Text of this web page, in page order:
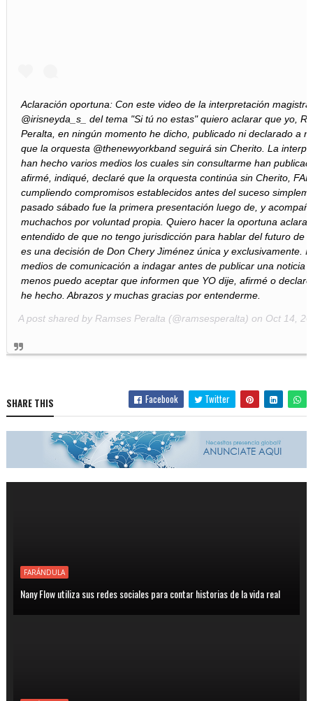
Aclaración oportuna: Con este video de la interpretación
@irisneyda_s_ del tema "Si tú no estas" quiero aclarar que yo,
Peralta, en ningún momento he dicho, publicado ni declarado a
que la orquesta @thenewyorkband seguirá sin Cherito. La
han hecho varios medios los cuales sin consultarme han
afirmé, indiqué, declaré que la orquesta continúa sin Cherito,
cumpliendo compromisos establecidos antes del suceso
pasado sábado fue la primera presentación luego de, y
muchachos por voluntad propia. Quiero hacer la oportuna
entendido de que no tengo jurisdicción para hablar del futuro de
es una decisión de Don Chery Jiménez única y exclusivamente.
medios de comunicación a indagar antes de publicar una noticia
menos puedo aceptar que informen que YO dije, afirmé o
he hecho. Abrazos y muchas gracias por entenderme.
A post shared by Ramses Peralta (@ramsesperalta) on Oct 14, 2019
SHARE THIS Facebook Twitter
FARÁNDULA
Nany Flow utiliza sus redes sociales para contar historias de la vida real